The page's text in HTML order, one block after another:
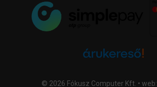
© 2026 Fókusz Computer Kft. • web: